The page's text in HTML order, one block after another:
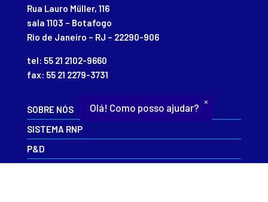
Rua Lauro Müller, 116
sala 1103 – Botafogo
Rio de Janeiro – RJ – 22290-906
tel: 55 21 2102-9660
fax: 55 21 2279-3731
SOBRE NÓS
SISTEMA RNP
P&D
Olá! Como posso ajudar?
×